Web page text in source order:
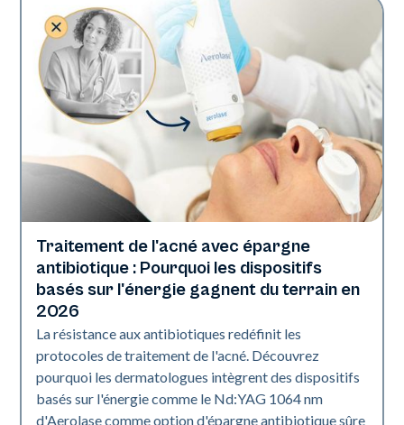
Santé de la peau
Traitement de l'acné avec épargne
antibiotique : Pourquoi les dispositifs
basés sur l'énergie gagnent du terrain en
2026
La résistance aux antibiotiques redéfinit les
protocoles de traitement de l'acné. Découvrez
pourquoi les dermatologues intègrent des dispositifs
basés sur l'énergie comme le Nd:YAG 1064 nm
d'Aerolase comme option d'épargne antibiotique sûre